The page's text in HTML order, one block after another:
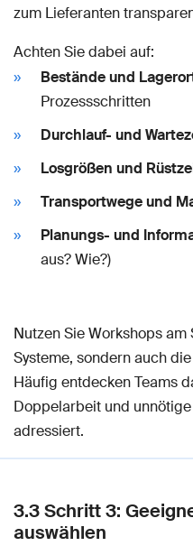
zum Lieferanten
Achten Sie dabei auf:
Bestände und
Prozessschritten
Durchlauf- und
Losgrößen und
Transportwege und
Planungs- und
aus? Wie?)
Nutzen Sie Workshops am
Systeme, sondern auch
Häufig entdecken Teams
Doppelarbeit und
adressiert.
3.3 Schritt 3:
auswählen